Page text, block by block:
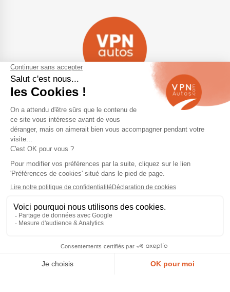
Navigation
Qui sommes-nous ?
Contactez-nous
VPN Autos Pro - Notre site de
voitures d'occasion pour
professionnels & marchands
Plan du site
Mentions légales
Rejoindre le réseau VPN Autos
Blog
Me connecter
Suivez-nous
© 2026 VPN Autos — Mentions légaleset